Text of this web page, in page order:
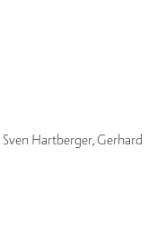
Hartberger, Gerhard